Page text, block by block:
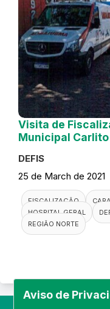
Aviso de
Visita de
Municipal
DEFIS
25 de March de 2021
FISCALIZAÇÃO
HOSPITAL GERAL
REGIÃO NORTE